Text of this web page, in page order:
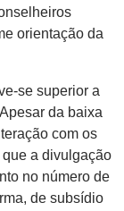
orientação da
se superior a
da baixa
com os
a divulgação
no número de
de subsídio